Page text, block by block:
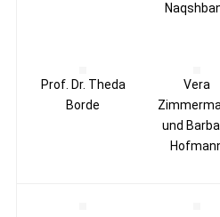
Prof. Dr. Theda
Borde
Vera
und